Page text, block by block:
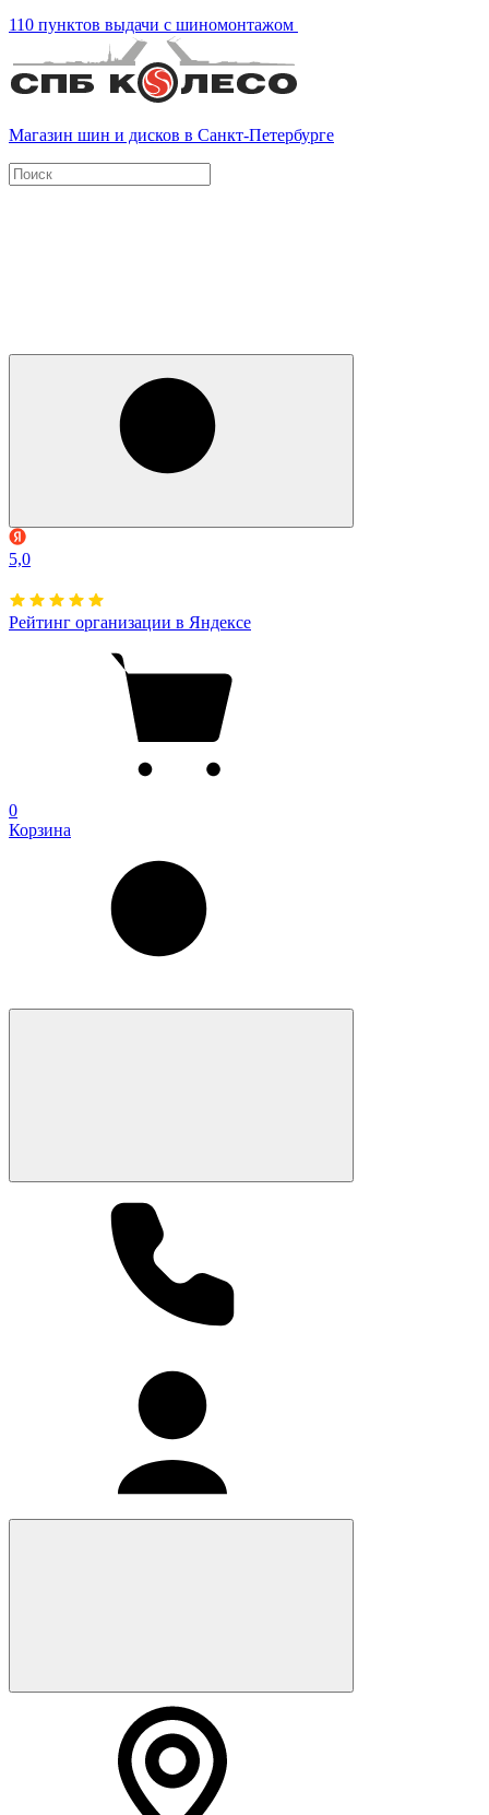
110 пунктов выдачи с шиномонтажом
Магазин шин и дисков в Санкт-Петербурге
5,0
Рейтинг организации в Яндексе
0
Корзина